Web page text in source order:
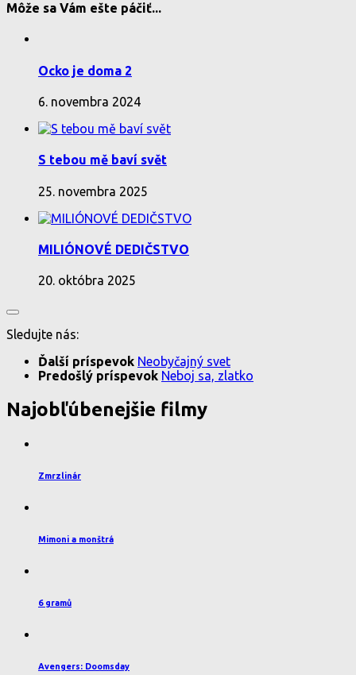
Môže sa Vám ešte páčiť...
Ocko je doma 2
6. novembra 2024
S tebou mě baví svět
25. novembra 2025
MILIÓNOVÉ DEDIČSTVO
20. októbra 2025
Sledujte nás:
Ďalší príspevok Neobyčajný svet
Predošlý príspevok Neboj sa, zlatko
Najobľúbenejšie filmy
Zmrzlinár
Mimoni a monštrá
6 gramů
Avengers: Doomsday